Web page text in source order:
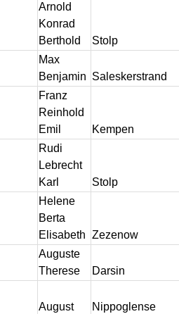
Arnold
Konrad
Berthold
Stolp
Max
Benjamin Saleskerstrand
Franz
Reinhold
Emil
Kempen
Rudi
Lebrecht
Karl
Stolp
Helene
Berta
Elisabeth Zezenow
Auguste
Therese
Darsin
August Nippoglense